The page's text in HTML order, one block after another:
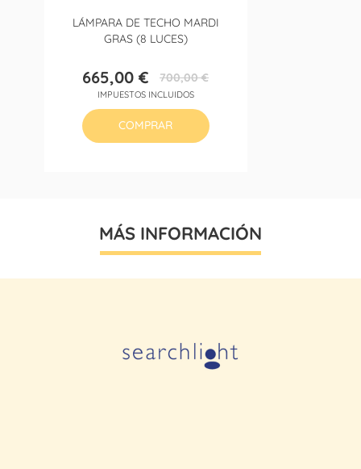
LÁMPARA DE TECHO MARDI
GRAS (8 LUCES)
Precio
665,00 €Precio
base
700,00 €
IMPUESTOS INCLUIDOS
COMPRAR
MÁS INFORMACIÓN